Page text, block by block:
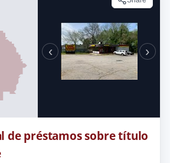
‹ ›
de préstamos sobre título